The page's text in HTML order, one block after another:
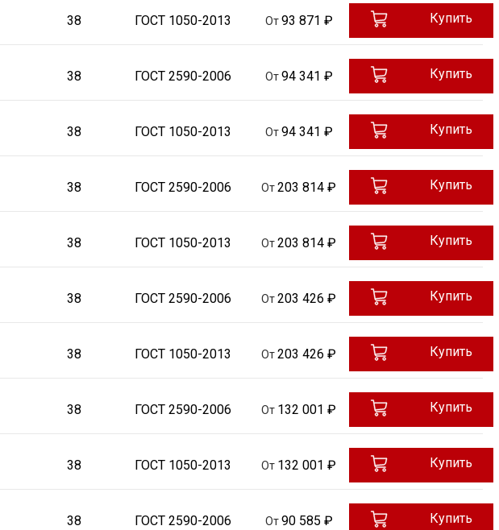
38 ГОСТ 1050-2013 От93 871 ₽ Купить
38 ГОСТ 2590-2006 От94 341 ₽ Купить
38 ГОСТ 1050-2013 От94 341 ₽ Купить
38 ГОСТ 2590-2006 От 203 814 ₽ Купить
38 ГОСТ 1050-2013 От 203 814 ₽ Купить
38 ГОСТ 2590-2006 От 203 426 ₽ Купить
38 ГОСТ 1050-2013 От 203 426 ₽ Купить
38 ГОСТ 2590-2006 От 132 001 ₽ Купить
38 ГОСТ 1050-2013 От 132 001 ₽ Купить
38 ГОСТ 2590-2006 От90 585 ₽ Купить